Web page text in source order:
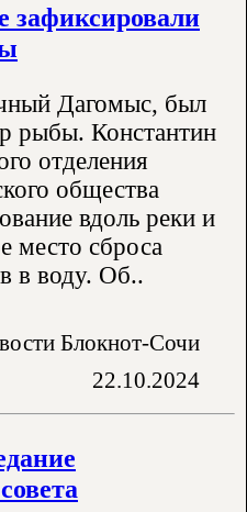
зафиксировали
Дагомыс, был
рыбы. Константин
отделения
общества
вдоль реки и
место сброса
в воду. Об..
Блокнот-Сочи
22.10.2024